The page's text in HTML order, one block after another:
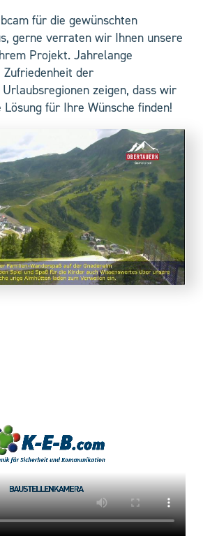
für die gewünschten
gerne verraten wir Ihnen unsere
Projekt. Jahrelange
Zufriedenheit der
zeigen, dass wir
für Ihre Wünsche finden!